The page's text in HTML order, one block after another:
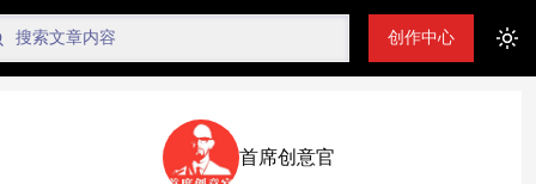
创作中心
首席创意官